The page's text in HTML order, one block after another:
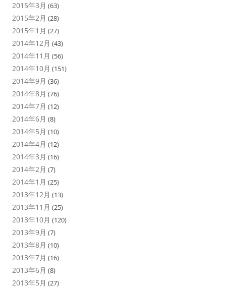
2015年3月 (63)
2015年2月 (28)
2015年1月 (27)
2014年12月 (43)
2014年11月 (56)
2014年10月 (151)
2014年9月 (36)
2014年8月 (76)
2014年7月 (12)
2014年6月 (8)
2014年5月 (10)
2014年4月 (12)
2014年3月 (16)
2014年2月 (7)
2014年1月 (25)
2013年12月 (13)
2013年11月 (25)
2013年10月 (120)
2013年9月 (7)
2013年8月 (10)
2013年7月 (16)
2013年6月 (8)
2013年5月 (27)